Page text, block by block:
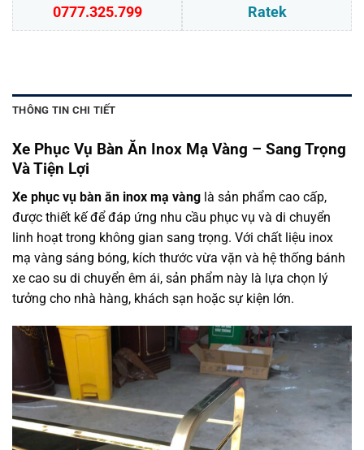
0777.325.799 Ratek
THÔNG TIN CHI TIẾT
Xe Phục Vụ Bàn Ăn Inox Mạ Vàng – Sang Trọng
Và Tiện Lợi
Xe phục vụ bàn ăn inox mạ vàng là sản phẩm cao cấp,
được thiết kế để đáp ứng nhu cầu phục vụ và di chuyển
linh hoạt trong không gian sang trọng. Với chất liệu inox
mạ vàng sáng bóng, kích thước vừa vặn và hệ thống bánh
xe cao su di chuyển êm ái, sản phẩm này là lựa chọn lý
tưởng cho nhà hàng, khách sạn hoặc sự kiện lớn.